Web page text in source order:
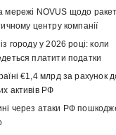
мережі NOVUS щодо
центру компанії
городу у 2026 році: коли
платити податки
€1,4 млрд за рахунок
активів РФ
через атаки РФ